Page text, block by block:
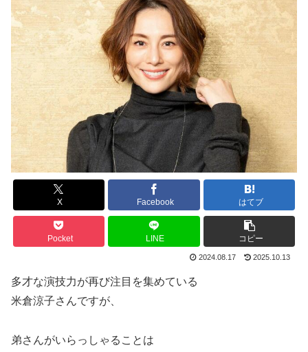
X Facebook はてブ
Pocket LINE コピー
2024.08.17 2025.10.13
多才な演技力が再び注目を集めている
米倉涼子さんですが、
弟さんがいらっしゃることは